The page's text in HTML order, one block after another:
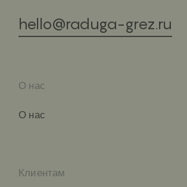
hello@raduga-grez.ru
О нас
О нас
Клиентам